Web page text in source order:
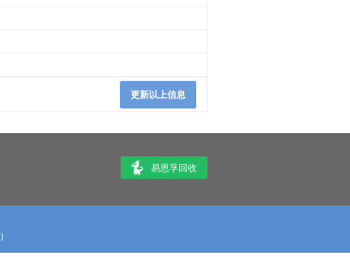
更新以上信息
易恩孚回收
)